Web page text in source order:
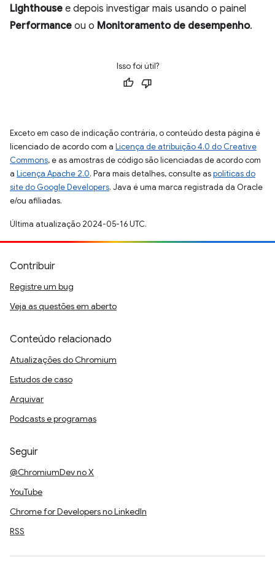
Lighthouse e depois investigar mais usando o painel
Performance ou o Monitoramento de desempenho.
Isso foi útil?
Exceto em caso de indicação contrária, o conteúdo desta página é
licenciado de acordo com a Licença de atribuição 4.0 do Creative
Commons, e as amostras de código são licenciadas de acordo com
a Licença Apache 2.0. Para mais detalhes, consulte aspolíticas do
site do Google Developers. Java é uma marca registrada da Oracle
e/ou afiliadas.
Última atualização 2024-05-16 UTC.
Contribuir
Registre um bug
Veja as questões em aberto
Conteúdo relacionado
Atualizações do Chromium
Estudos de caso
Arquivar
Podcasts e programas
Seguir
@ChromiumDev no X
YouTube
Chrome for Developers no LinkedIn
RSS